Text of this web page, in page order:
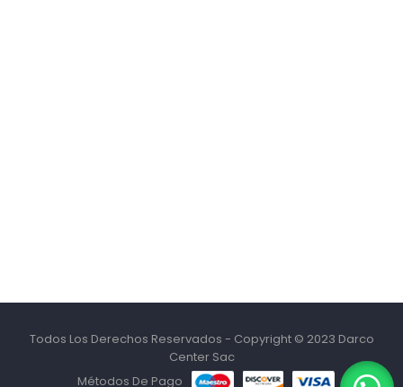
Todos Los Derechos Reservados - Copyright © 2023 Darco
Center Sac
Métodos De Pago